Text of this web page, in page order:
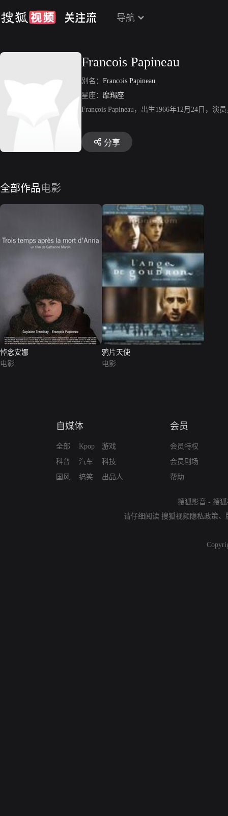
导航
Francois Papineau
别名： Francois Papineau
星座： 摩羯座
François Papineau，出生1966年12月24日，
分享
全部作品电影
悼念安娜
电影
鸦片天使
电影
自媒体
全部
科普
国风
Kpop
汽车
搞笑
游戏
科技
出品人
会员
会员特权
会员剧场
帮助
搜狐影音 - 搜
请仔细阅读 搜狐视频隐私政策、